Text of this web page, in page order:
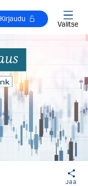
Kirjaudu
Valitse
Jaa